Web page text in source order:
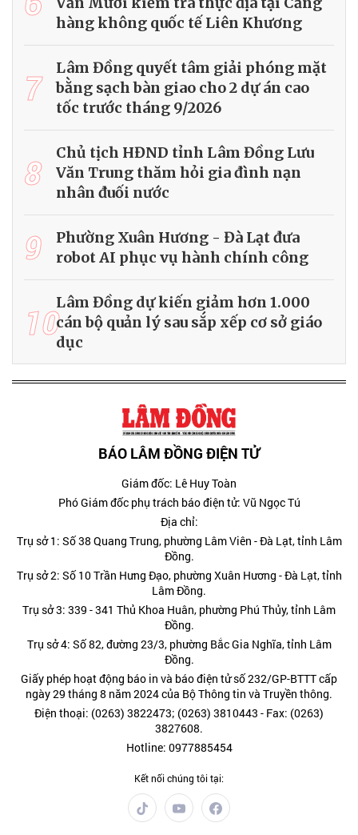
hàng không quốc tế Liên Khương
7
Lâm Đồng quyết tâm giải phóng mặt
bằng sạch bàn giao cho 2 dự án cao
tốc trước tháng 9/2026
8
Chủ tịch HĐND tỉnh Lâm Đồng Lưu
Văn Trung thăm hỏi gia đình nạn
nhân đuối nước
9
Phường Xuân Hương - Đà Lạt đưa
robot AI phục vụ hành chính công
10Lâm Đồng dự kiến giảm hơn 1.000
cán bộ quản lý sau sắp xếp cơ sở giáo
dục
BÁO LÂM ĐỒNG ĐIỆN TỬ
Giám đốc: Lê Huy Toàn
Phó Giám đốc phụ trách báo điện tử: Vũ Ngọc Tú
Địa chỉ:
Trụ sở 1: Số 38 Quang Trung, phường Lâm Viên - Đà Lạt, tỉnh Lâm
Đồng.
Trụ sở 2: Số 10 Trần Hưng Đạo, phường Xuân Hương - Đà Lạt, tỉnh
Lâm Đồng.
Trụ sở 3: 339 - 341 Thủ Khoa Huân, phường Phú Thủy, tỉnh Lâm
Đồng.
Trụ sở 4: Số 82, đường 23/3, phường Bắc Gia Nghĩa, tỉnh Lâm
Đồng.
Giấy phép hoạt động báo in và báo điện tử số 232/GP-BTTT cấp
ngày 29 tháng 8 năm 2024 của Bộ Thông tin và Truyền thông.
Điện thoại: (0263) 3822473; (0263) 3810443 - Fax: (0263)
3827608.
Hotline: 0977885454
Kết nối chúng tôi tại: